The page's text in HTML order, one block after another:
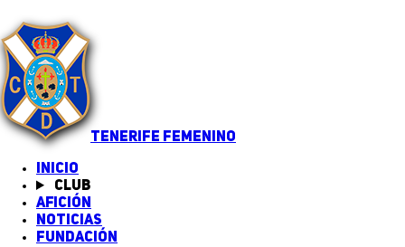
TENERIFE FEMENINO
INICIO
Club
Afición
Noticias
Fundación